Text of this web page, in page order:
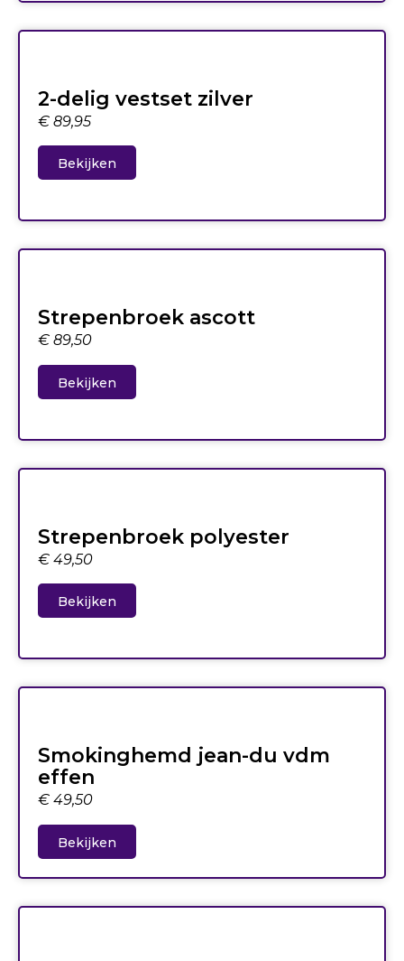
2-delig vestset zilver
€ 89,95
Bekijken
Strepenbroek ascott
€ 89,50
Bekijken
Strepenbroek polyester
€ 49,50
Bekijken
Smokinghemd jean-du vdm
effen
€ 49,50
Bekijken